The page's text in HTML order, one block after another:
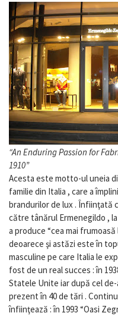
“An Enduring Passion for
1910”
Acesta este motto-ul uneia
familie din Italia , care a
brandurilor de lux . Înfiinţată
către tânărul Ermenegildo ,
a produce “cea mai
deoarece şi astăzi este în
masculine pe care Italia le
fost de un real succes : în
Statele Unite iar după cel de-
prezent în 40 de tări .
înfiinţează : în 1993 “Oasi